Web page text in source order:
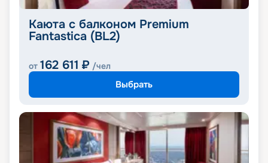
Каюта с балконом Premium
Fantastica (BL2)
от 162 611 ₽ /чел
Выбрать